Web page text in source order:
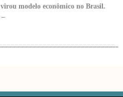
modelo econômico no Brasil.
–